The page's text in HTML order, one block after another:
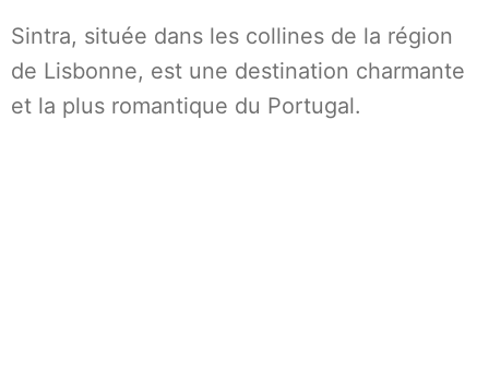
Sintra, située dans les collines de la région
de Lisbonne, est une destination charmante
et la plus romantique du Portugal.